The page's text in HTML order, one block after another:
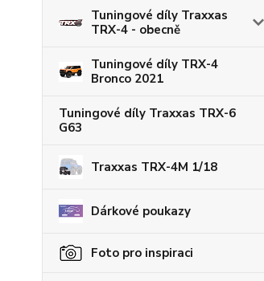
Tuningové díly Traxxas
TRX-4 - obecně
Tuningové díly TRX-4
Bronco 2021
Tuningové díly Traxxas TRX-6
G63
Traxxas TRX-4M 1/18
Dárkové poukazy
Foto pro inspiraci